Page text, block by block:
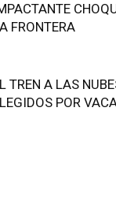
FRONTERA
TREN A LAS
POR